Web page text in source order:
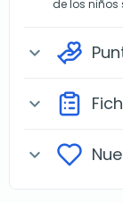
de los niños
expand_more
expand_more
expand_more